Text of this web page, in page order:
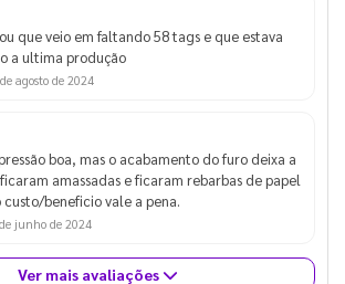
que veio em faltando 58 tags e que estava
a ultima produção
agosto de 2024
boa, mas o acabamento do furo deixa a
amassadas e ficaram rebarbas de papel
beneficio vale a pena.
junho de 2024
Ver mais avaliações